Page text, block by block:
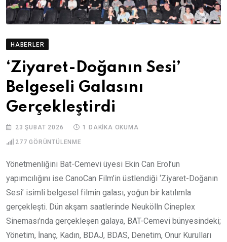
HABERLER
‘Ziyaret-Doğanın Sesi’
Belgeseli Galasını
Gerçekleştirdi
23 ŞUBAT 2026 1 DAKIKA OKUMA
277 GÖRÜNTÜLENME
Yönetmenliğini Bat-Cemevi üyesi Ekin Can Erol’un
yapımcılığını ise CanoCan Film’in üstlendiği ‘Ziyaret-Doğanın
Sesi’ isimli belgesel filmin galası, yoğun bir katılımla
gerçekleşti. Dün akşam saatlerinde Neukölln Cineplex
Sineması’nda gerçekleşen galaya, BAT-Cemevi bünyesindeki;
Yönetim, İnanç, Kadın, BDAJ, BDAS, Denetim, Onur Kurulları